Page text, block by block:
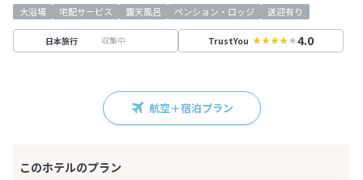
大浴場 宅配サービス 露天風呂 ペンション・ロッジ 送迎有り
日本旅行 収集中 TrustYou 4.0
航空＋宿泊プラン